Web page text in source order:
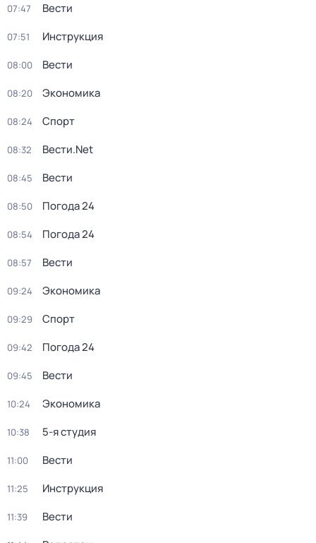
07:47 Вести
07:51 Инструкция
08:00 Вести
08:20 Экономика
08:24 Спорт
08:32 Вести.Net
08:45 Вести
08:50 Погода 24
08:54 Погода 24
08:57 Вести
09:24 Экономика
09:29 Спорт
09:42 Погода 24
09:45 Вести
10:24 Экономика
10:38 5-я студия
11:00 Вести
11:25 Инструкция
11:39 Вести